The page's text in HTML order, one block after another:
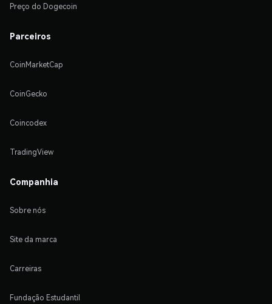
Preço do Dogecoin
Parceiros
CoinMarketCap
CoinGecko
Coincodex
TradingView
Companhia
Sobre nós
Site da marca
Carreiras
Fundação Estudantil